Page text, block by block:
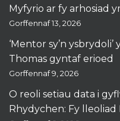
Myfyrio ar fy arhosiad
Gorffennaf 13, 2026
‘Mentor sy’n
Thomas gyntaf erioed
Gorffennaf 9, 2026
O reoli setiau data i
Rhydychen: Fy lleoliad